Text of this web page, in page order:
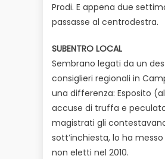
Prodi. E appena due
passasse al centrodestra.
SUBENTRO LOCAL
Sembrano legati da un
consiglieri regionali in
una differenza: Esposito
accuse di truffa e
magistrati gli
sott’inchiesta, lo ha
non eletti nel 2010.